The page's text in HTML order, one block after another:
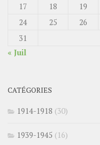
17
18 19
24
25 26
31
« Juil
CATÉGORIES
1914-1918 (30)
1939-1945 (16)